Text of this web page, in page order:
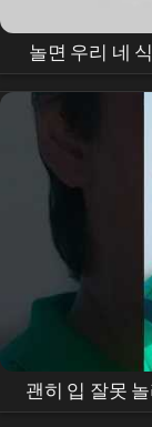
놀면 우리 네 식구
괜히 입 잘못